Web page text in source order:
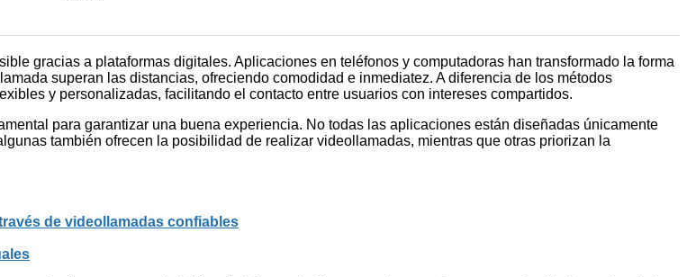
gracias a plataformas digitales. Aplicaciones en teléfonos y computadoras han transformado la forma
superan las distancias, ofreciendo comodidad e inmediatez. A diferencia de los métodos
y personalizadas, facilitando el contacto entre usuarios con intereses compartidos.
para garantizar una buena experiencia. No todas las aplicaciones están diseñadas únicamente
también ofrecen la posibilidad de realizar videollamadas, mientras que otras priorizan la
de videollamadas confiables